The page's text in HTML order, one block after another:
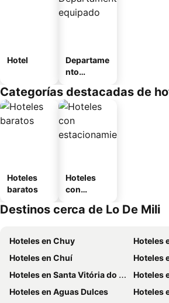
Hotel
Departame
nto
Categorías destacadas de
Hoteles
baratos
Hoteles
con
miento
Destinos cerca de Lo De Mili
Hoteles en Chuy
Hoteles
Hoteles en Chuí
Hoteles
Hoteles en Santa Vitória do Palmar
Hoteles
Hoteles en Aguas Dulces
Hoteles